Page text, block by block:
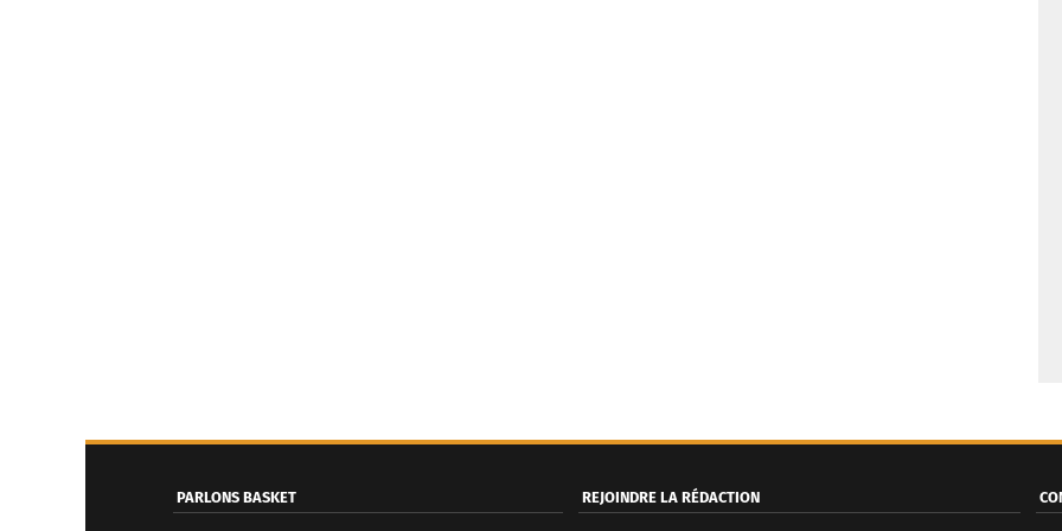
PARLONS BASKET REJOINDRE LA RÉDACTION